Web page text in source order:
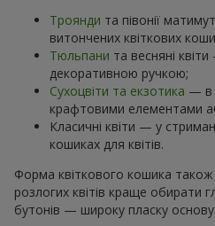
Троянди та півонії
витончених квіткових
Тюльпани та весняні
декоративною ручкою;
Сухоцвіти та екзотика — в
крафтовими елементами
Класичні квіти — у
кошиках для квітів.
Форма квіткового кошика
розлогих квітів краще обирати
бутонів — широку пласку основу.